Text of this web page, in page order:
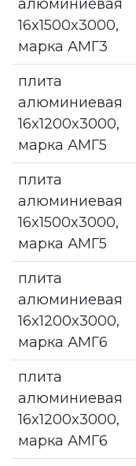
алюминиевая
16x1500x3000,
марка АМГ3
плита
алюминиевая
16x1200x3000,
марка АМГ5
плита
алюминиевая
16x1500x3000,
марка АМГ5
плита
алюминиевая
16x1200x3000,
марка АМГ6
плита
алюминиевая
16x1200x3000,
марка АМГ6